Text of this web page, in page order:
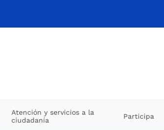
Atención y servicios a la
ciudadanía
Participa